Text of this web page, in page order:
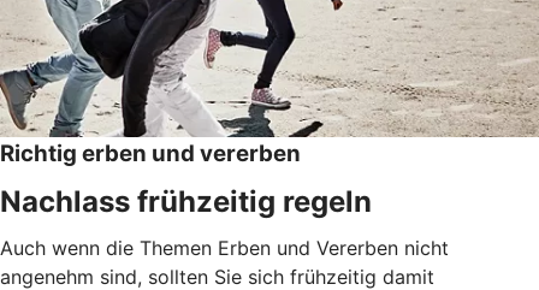
Richtig erben und vererben
Nachlass frühzeitig regeln
Auch wenn die Themen Erben und Vererben nicht
angenehm sind, sollten Sie sich frühzeitig damit